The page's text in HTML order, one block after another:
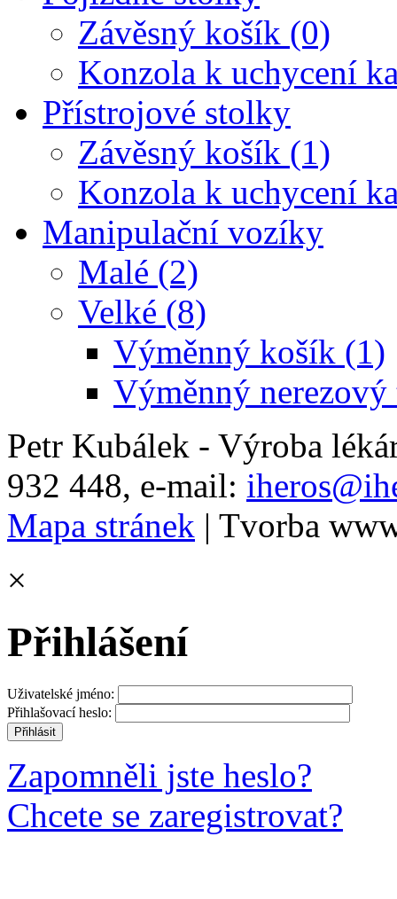
Závěsný košík (0)
Konzola k uchycení
Přístrojové stolky
Závěsný košík (1)
Konzola k uchycení
Manipulační vozíky
Malé (2)
Velké (8)
Výměnný košík (1)
Výměnný nerezový
Petr Kubálek - Výroba
932 448, e-mail:
Mapa stránek | Tvorba
×
Přihlášení
Uživatelské jméno:
Přihlašovací heslo:
Zapomněli jste heslo?
Chcete se zaregistrovat?